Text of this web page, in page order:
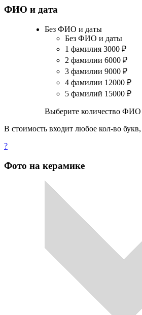
ФИО и дата
Без ФИО и даты
Без ФИО и даты
1 фамилия 3000 ₽
2 фамилии 6000 ₽
3 фамилии 9000 ₽
4 фамилии 12000 ₽
5 фамилий 15000 ₽
Выберите количество ФИО
В стоимость входит любое кол-во
?
Фото на керамике